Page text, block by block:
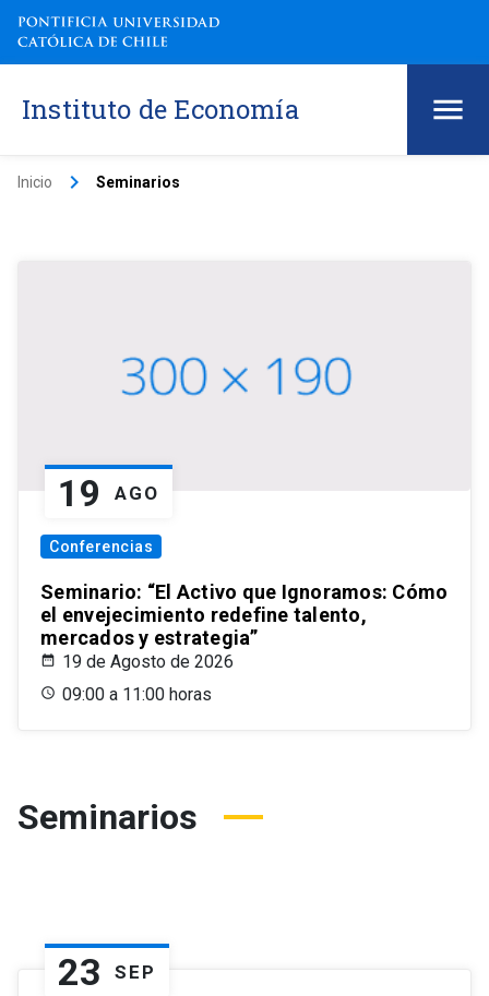
Instituto de Economía
Inicio keyboard_arrow_right Seminarios
19 AGO
Conferencias
Seminario: “El Activo que Ignoramos: Cómo
el envejecimiento redefine talento,
mercados y estrategia”
19 de Agosto de 2026
09:00 a 11:00 horas
Seminarios
23 SEP